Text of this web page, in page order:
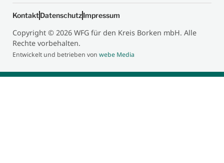
Copyright © 2026 WFG für den Kreis Borken mbH. Alle
Rechte vorbehalten.
Entwickelt und betrieben von webe Media
KontaktDatenschutzImpressum